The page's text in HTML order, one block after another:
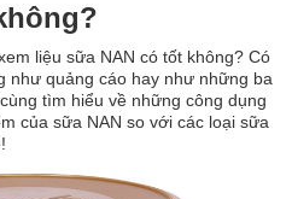
liệu sữa NAN có tốt không? Có
như quảng cáo hay như những ba
tìm hiểu về những công dụng
của sữa NAN so với các loại sữa